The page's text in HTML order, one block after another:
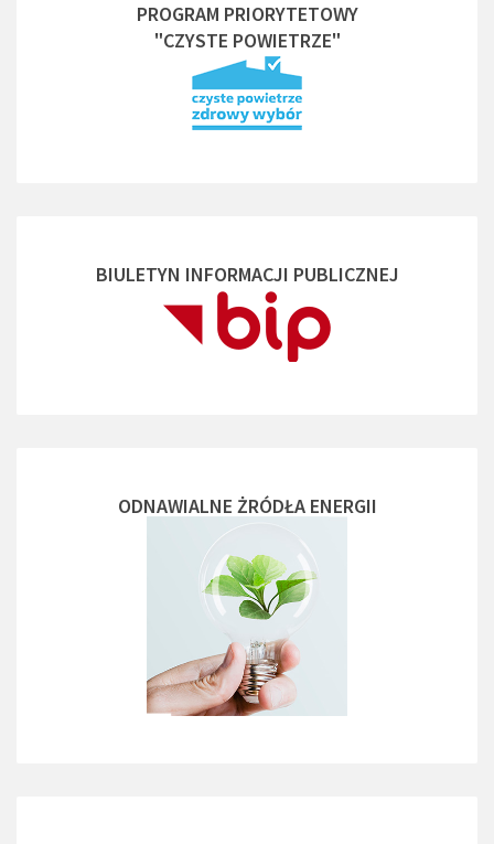
PROGRAM PRIORYTETOWY
"CZYSTE POWIETRZE"
BIULETYN INFORMACJI PUBLICZNEJ
ODNAWIALNE ŻRÓDŁA ENERGII